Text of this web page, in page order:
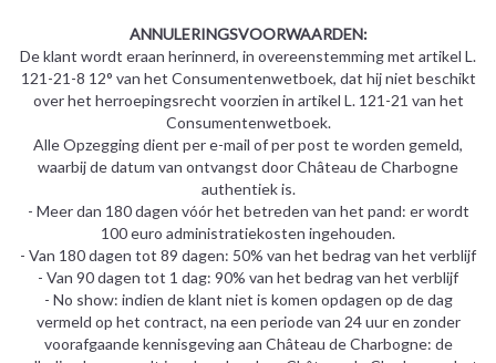
ANNULERINGSVOORWAARDEN:
De klant wordt eraan herinnerd, in overeenstemming met artikel L.
121-21-8 12° van het Consumentenwetboek, dat hij niet beschikt
over het herroepingsrecht voorzien in artikel L. 121-21 van het
Consumentenwetboek.
AlleOpzegging dient per e-mail of per post te worden gemeld,
waarbij de datum van ontvangst door Château de Charbogne
authentiek is.
- Meer dan 180 dagen vóór het betreden van het pand: er wordt
100 euro administratiekosten ingehouden.
- Van 180 dagen tot 89 dagen: 50% van het bedrag van het verblijf
- Van 90 dagen tot 1 dag: 90% van het bedrag van het verblijf
- No show: indien de klant niet is komen opdagen op de dag
vermeld op het contract, na een periode van 24 uur en zonder
voorafgaande kennisgeving aan Château de Charbogne: de